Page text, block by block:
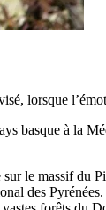
lorsque
basque à la
le massif du
des Pyrénées.